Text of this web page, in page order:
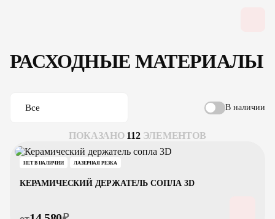
РАСХОДНЫЕ МАТЕРИАЛЫ
Все В наличии
ПОКАЗАНО 112ЭЛЕМЕНТОВ
НЕТ В НАЛИЧИИ ЛАЗЕРНАЯ РЕЗКА
КЕРАМИЧЕСКИЙ ДЕРЖАТЕЛЬ СОПЛА 3D